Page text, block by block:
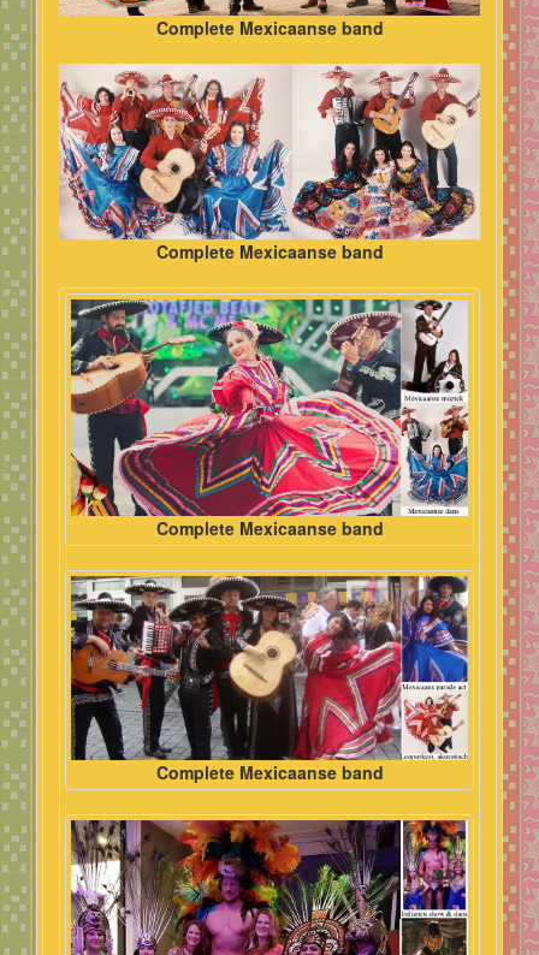
Complete Mexicaanse band
Complete Mexicaanse band
Complete Mexicaanse band
Complete Mexicaanse band